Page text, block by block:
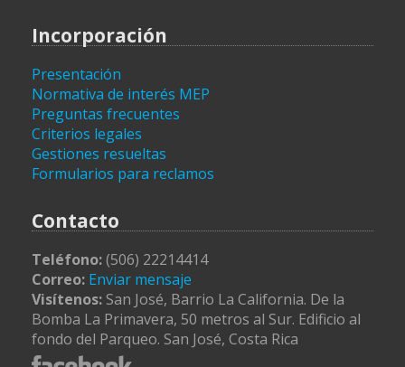
Incorporación
Presentación
Normativa de interés MEP
Preguntas frecuentes
Criterios legales
Gestiones resueltas
Formularios para reclamos
Contacto
Teléfono:(506) 22214414
Correo: Enviar mensaje
Visítenos: San José, Barrio La California. De la
Bomba La Primavera, 50 metros al Sur. Edificio al
fondo del Parqueo. San José, Costa Rica